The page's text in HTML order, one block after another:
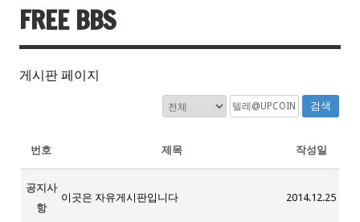
FREE BBS
게시판 페이지
검색
번호 제목 작성일
공지사
항
이곳은 자유게시판입니다 2014.12.25